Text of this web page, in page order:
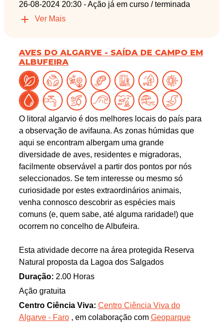
26-08-2024 20:30 - Ação já em curso / terminada
Ver Mais
AVES DO ALGARVE - SAÍDA DE CAMPO EM
ALBUFEIRA
O litoral algarvio é dos melhores locais do país para
a observação de avifauna. As zonas húmidas que
aqui se encontram albergam uma grande
diversidade de aves, residentes e migradoras,
facilmente observável a partir dos pontos por nós
seleccionados. Se tem interesse ou mesmo só
curiosidade por estes extraordinários animais,
venha connosco descobrir as espécies mais
comuns (e, quem sabe, até alguma raridade!) que
ocorrem no concelho de Albufeira.
Esta atividade decorre na área protegida Reserva
Natural proposta da Lagoa dos Salgados
Duração: 2.00 Horas
Ação gratuita
Centro Ciência Viva: Centro Ciência Viva do
Algarve - Faro, em colaboração com Geoparque